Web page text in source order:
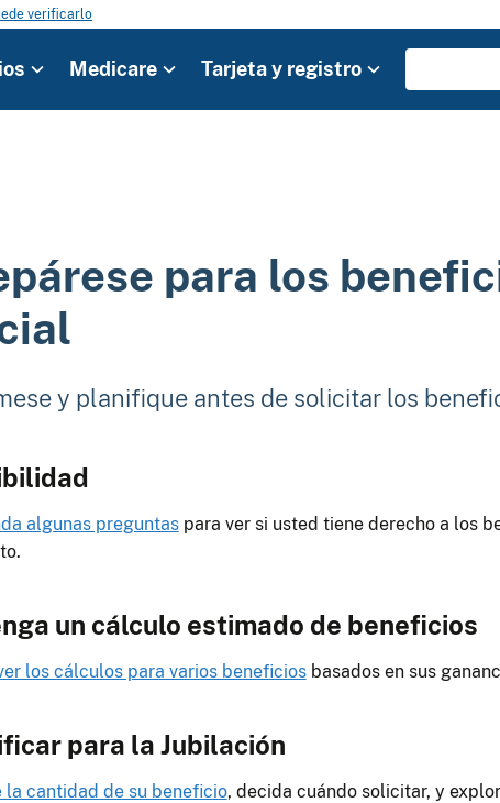
verificarlo
Medicare Tarjeta y registro
para los
y planifique antes de solicitar los
algunas preguntaspara ver si usted tiene derecho a los
un cálculo estimado de beneficios
los cálculos para varios beneficiosbasados en sus
para la Jubilación
la cantidad de su beneficio, decida cuándo solicitar, y